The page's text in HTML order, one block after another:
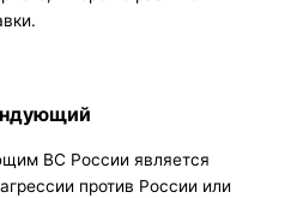
ВС России является
против России или